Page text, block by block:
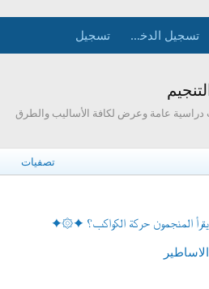
تسجيل الدخول تسجيل
دراسية عامة وعرض لكافة الأساليب والطرق
تصفيات
المنجمون حركة الكواكب؟ ✦۞✦